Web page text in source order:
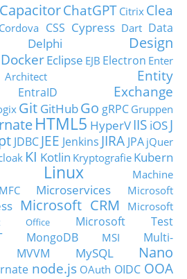
CapacitorChatGPT Citrix Clea
Cordova CSS Cypress Dart Data
Delphi
Design
DockerEclipse EJB Electron Enter
Entity
EntraID
Exchange
Git GitHubGo gRPC Gruppen
HTML5 HyperVIIS iOSJ
JDBC JEE Jenkins JIRA JPA jQuer
KI Kotlin Kryptografie Kubern
Linux
Machine
MFC Microservices
Microsoft
Microsoft CRM
Microsoft
Office
Microsoft Test
MongoDB MSI
Multi-
MVVM MySQL
Nano
node.js OAuth OIDC OOA